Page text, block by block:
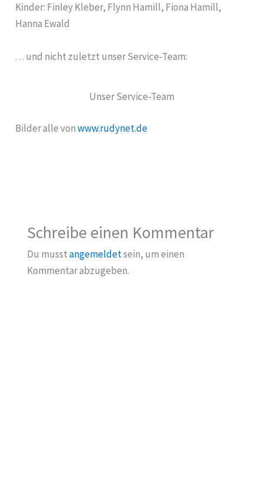
Kinder: Finley Kleber, Flynn Hamill, Fiona Hamill,
Hanna Ewald
. . . und nicht zuletzt unser Service-Team:
Unser Service-Team
Bilder alle vonwww.rudynet.de
Schreibe einen Kommentar
Du musstangemeldetsein, um einen
Kommentar abzugeben.